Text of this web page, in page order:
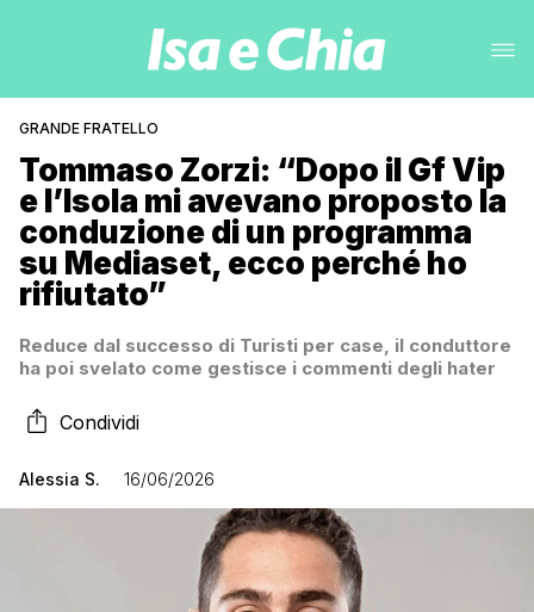
GRANDE FRATELLO
Tommaso Zorzi: “Dopo il Gf Vip
e l’Isola mi avevano proposto la
conduzione di un programma
su Mediaset, ecco perché ho
rifiutato”
Reduce dal successo di Turisti per case, il conduttore
ha poi svelato come gestisce i commenti degli hater
Condividi
Alessia S. 16/06/2026